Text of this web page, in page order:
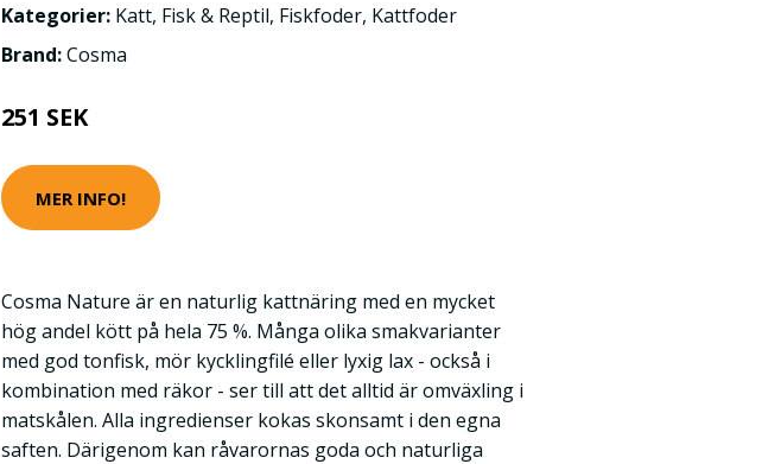
Kategorier: Katt, Fisk & Reptil, Fiskfoder, Kattfoder
Brand:Cosma
251 SEK
MER INFO!
Cosma Nature är en naturlig kattnäring med en mycket
hög andel kött på hela 75 %. Många olika smakvarianter
med god tonfisk, mör kycklingfilé eller lyxig lax - också i
kombination med räkor - ser till att det alltid är omväxling i
matskålen. Alla ingredienser kokas skonsamt i den egna
saften. Därigenom kan råvarornas goda och naturliga